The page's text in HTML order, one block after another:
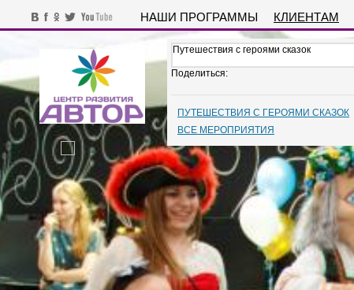
НАШИ ПРОГРАММЫ КЛИЕНТАМ
Путешествия с героями сказок
Поделиться:
ПУТЕШЕСТВИЯ С ГЕРОЯМИ СКАЗОК
ВСЕ МЕРОПРИЯТИЯ